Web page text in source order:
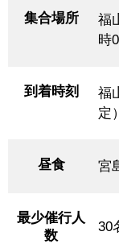
集合場所
福
時
到着時刻
福
定）
昼食 宮
最少催行人
数
30